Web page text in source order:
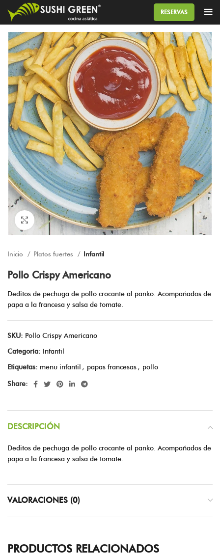
RESERVAS
Click to enlarge
Inicio Platos fuertes Infantil
Pollo Crispy Americano
Deditos de pechuga de pollo crocante al panko. Acompañados de
papa a la francesa y salsa de tomate.
SKU: Pollo Crispy Americano
Categoría: Infantil
Etiquetas: menu infantil , papas francesas , pollo
Share:
DESCRIPCIÓN
Deditos de pechuga de pollo crocante al panko. Acompañados de
papa a la francesa y salsa de tomate.
VALORACIONES (0)
PRODUCTOS RELACIONADOS